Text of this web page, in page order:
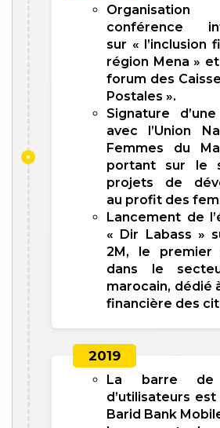
conférence
sur « l’inclusion
région Mena »
forum des
Postales ».
Signature
avec l’Union
Femmes du
portant sur le
projets de
au profit des
Lancement de
« Dir Labass »
2M, le premier
dans le
marocain, dédié
financière des
2019
La barre de
d’utilisateurs
Barid Bank